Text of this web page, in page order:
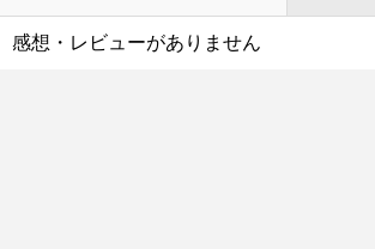
感想・レビューがありません